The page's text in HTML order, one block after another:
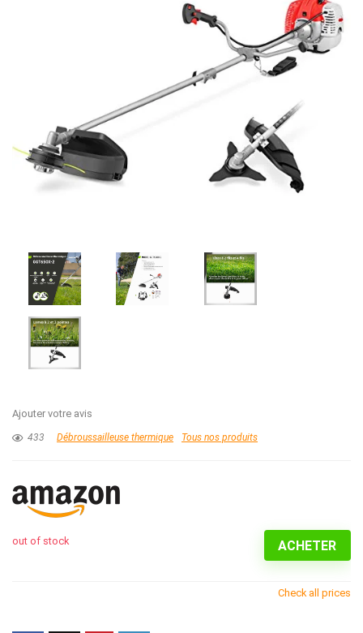
Ajouter votre avis
433 Débroussailleuse thermique Tous nos produits
ACHETER
out of stock
Check all prices